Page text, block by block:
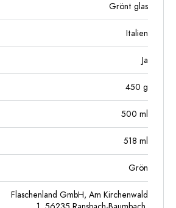
Grönt glas
Italien
Ja
450 g
500 ml
518 ml
Grön
Flaschenland GmbH, Am Kirchenwald